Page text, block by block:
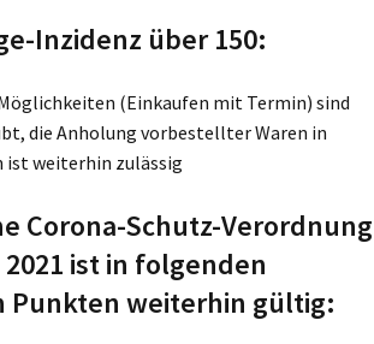
Inzidenz über 150:
(Einkaufen mit Termin) sind
die Anholung vorbestellter Waren in
ist weiterhin zulässig
Corona-Schutz-Verordnung
ist in folgenden
Punkten weiterhin gültig: